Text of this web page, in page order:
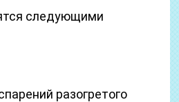
следующими
разогретого